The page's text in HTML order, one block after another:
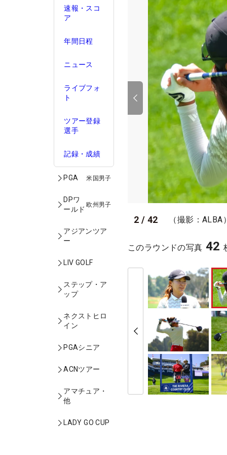
速報・スコ
ア
年間日程
ニュース
ライブフォ
ト
ツアー登録
選手
記録・成績
PGA 米国男子
DPワ
ールド
欧州男子
アジアンツア
ー
LIV GOLF
ステップ・ア
ップ
ネクストヒロ
イン
PGAシニア
ACNツアー
アマチュア・
他
LADY GO CUP
2 / 42 （撮影：ALBA
このラウンドの写真 42